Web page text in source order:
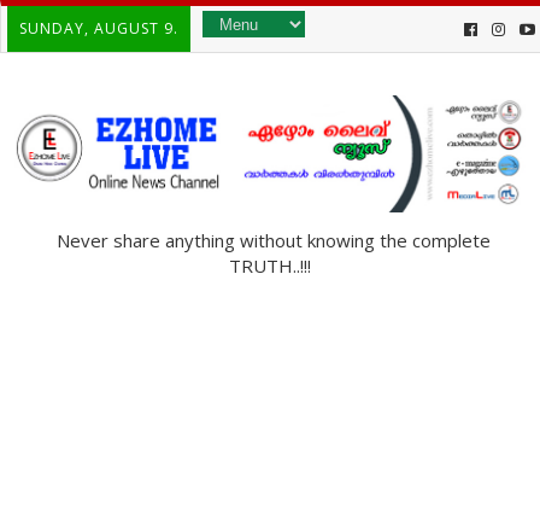
SUNDAY, AUGUST 9.
Never share anything without knowing the complete
TRUTH..!!!